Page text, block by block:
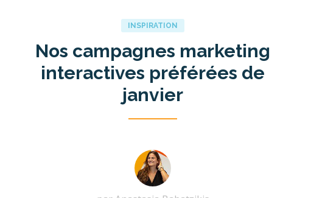
INSPIRATION
Nos campagnes marketing
interactives préférées de
janvier